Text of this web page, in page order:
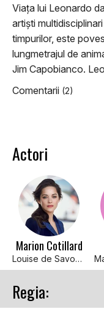
Viața lui Leonardo
artiști
timpurilor, este
lungmetrajul de
Jim Capobianco.
Comentarii (2)
Actori
Marion Cotillard
Louise de Savoy (voce)
Regia: